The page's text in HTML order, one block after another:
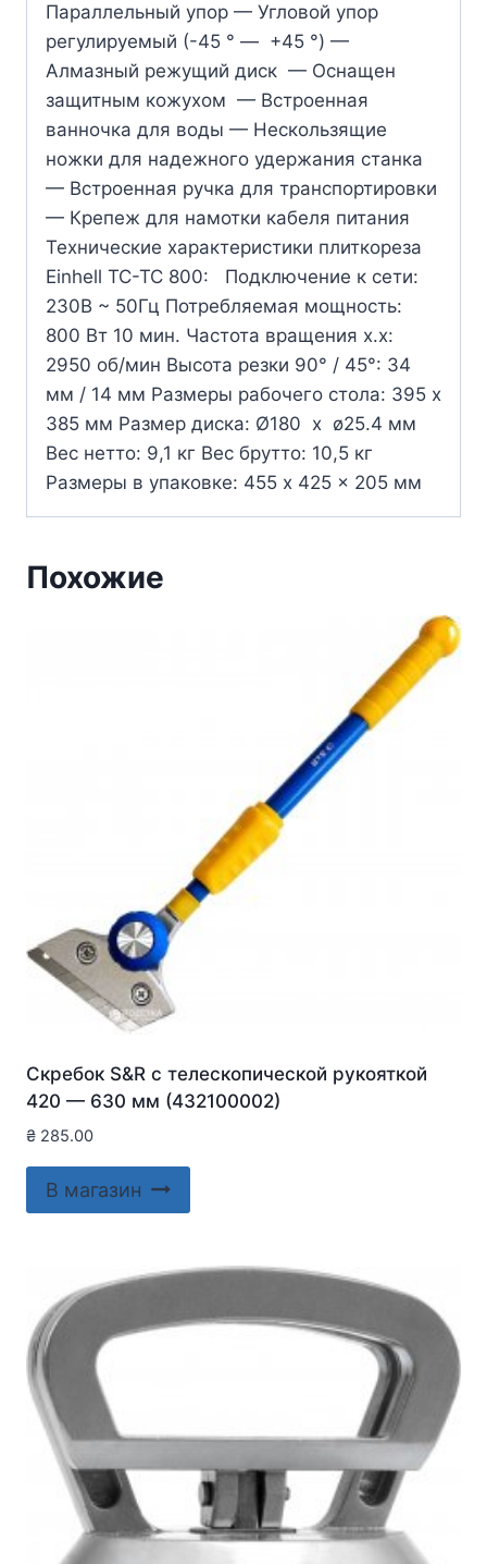
Параллельный упор — Угловой упор
регулируемый (-45 ° — +45 °) —
Алмазный режущий диск — Оснащен
защитным кожухом — Встроенная
ванночка для воды — Нескользящие
ножки для надежного удержания станка
— Встроенная ручка для транспортировки
— Крепеж для намотки кабеля питания
Технические характеристики плиткореза
Einhell TC-TC 800: Подключение к сети:
230В ~ 50Гц Потребляемая мощность:
800 Вт 10 мин. Частота вращения х.х:
2950 об/мин Высота резки 90° / 45°: 34
мм / 14 мм Размеры рабочего стола: 395 х
385 мм Размер диска: Ø180 x ø25.4 мм
Вес нетто: 9,1 кг Вес брутто: 10,5 кг
Размеры в упаковке: 455 x 425 x 205 мм
Похожие
Скребок S&R с телескопической рукояткой
420 — 630 мм (432100002)
₴ 285.00
В магазин